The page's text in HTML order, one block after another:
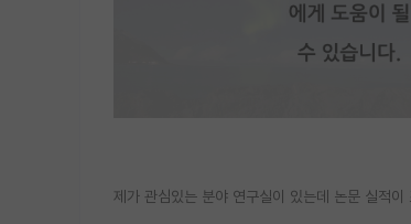
제가 관심있는 분야 연구실이 있는데 논문 실적